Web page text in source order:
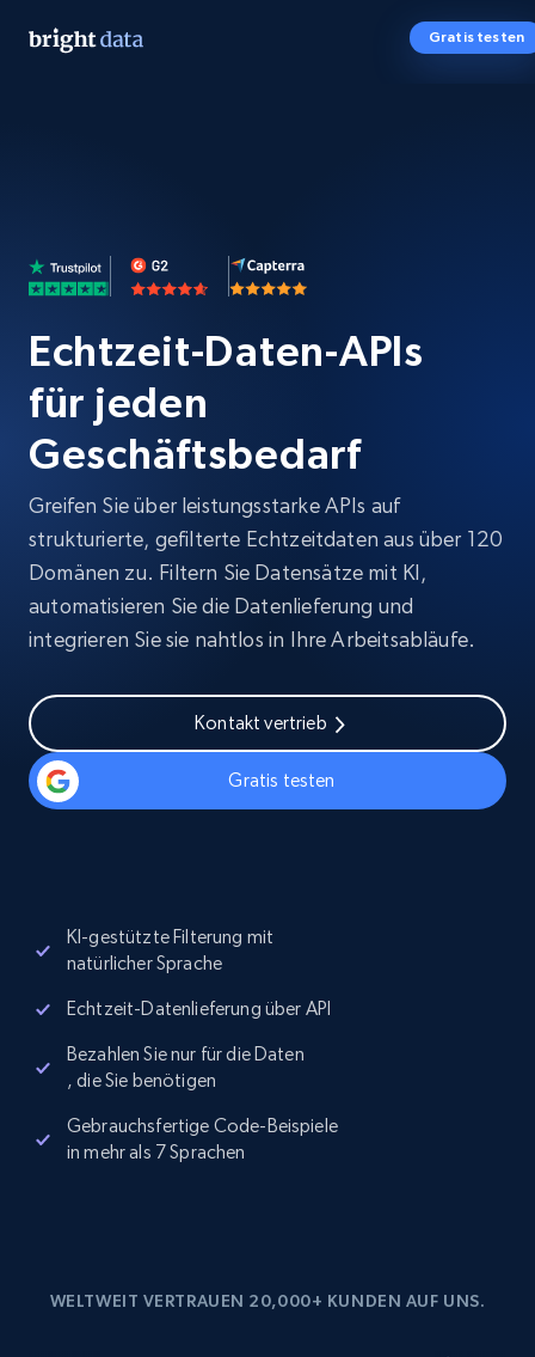
Gratis testen
Echtzeit-Daten-APIs
für jeden
Geschäftsbedarf
Greifen Sie über leistungsstarke APIs auf
strukturierte, gefilterte Echtzeitdaten aus über 120
Domänen zu. Filtern Sie Datensätze mit KI,
automatisieren Sie die Datenlieferung und
integrieren Sie sie nahtlos in Ihre Arbeitsabläufe.
Kontakt vertrieb
Gratis testen
KI-gestützte Filterung mit
natürlicher Sprache
Echtzeit-Datenlieferung über API
Bezahlen Sie nur für die Daten
, die Sie benötigen
Gebrauchsfertige Code-Beispiele
in mehr als 7 Sprachen
WELTWEIT VERTRAUEN 20,000+ KUNDEN AUF UNS.